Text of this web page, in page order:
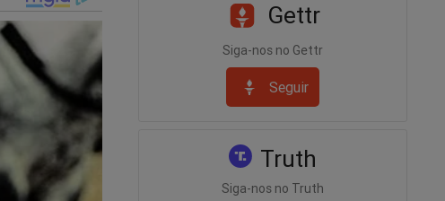
Gettr
Siga-nos no Gettr
Seguir
Truth
Siga-nos no Truth